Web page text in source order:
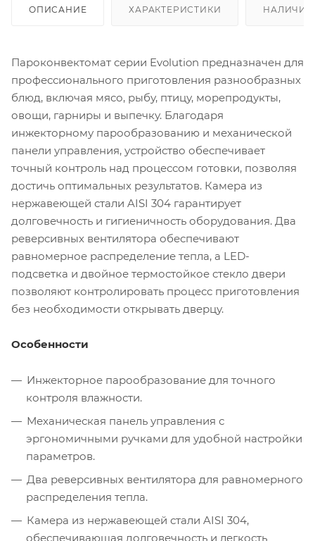
ОПИСАНИЕ ХАРАКТЕРИСТИКИ НАЛИЧИЕ
Пароконвектомат серии Evolution предназначен для
профессионального приготовления разнообразных
блюд, включая мясо, рыбу, птицу, морепродукты,
овощи, гарниры и выпечку. Благодаря
инжекторному парообразованию и механической
панели управления, устройство обеспечивает
точный контроль над процессом готовки, позволяя
достичь оптимальных результатов. Камера из
нержавеющей стали AISI 304 гарантирует
долговечность и гигиеничность оборудования. Два
реверсивных вентилятора обеспечивают
равномерное распределение тепла, а LED-
подсветка и двойное термостойкое стекло двери
позволяют контролировать процесс приготовления
без необходимости открывать дверцу.
Особенности
Инжекторное парообразование для точного
контроля влажности.
Механическая панель управления с
эргономичными ручками для удобной настройки
параметров.
Два реверсивных вентилятора для равномерного
распределения тепла.
Камера из нержавеющей стали AISI 304,
обеспечивающая долговечность и легкость